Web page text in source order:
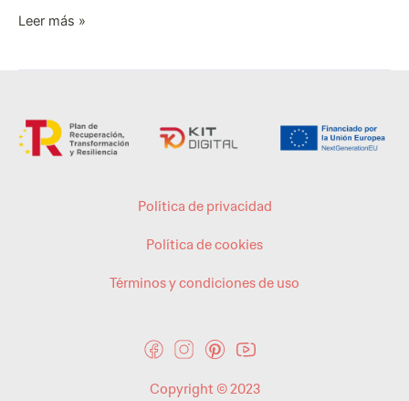
Leer más »
Política de privacidad
Política de cookies
Términos y condiciones de uso
Copyright © 2023